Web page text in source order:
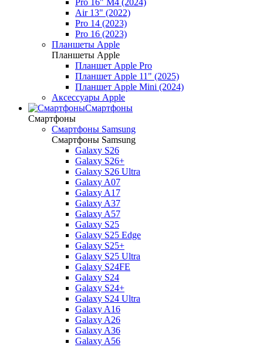
Pro 16" M4 (2024)
Air 13" (2022)
Pro 14 (2023)
Pro 16 (2023)
Планшеты Apple
Планшеты Apple
Планшет Apple Pro
Планшет Apple 11" (2025)
Планшет Apple Mini (2024)
Аксессуары Apple
Смартфоны
Смартфоны
Смартфоны Samsung
Смартфоны Samsung
Galaxy S26
Galaxy S26+
Galaxy S26 Ultra
Galaxy A07
Galaxy A17
Galaxy A37
Galaxy A57
Galaxy S25
Galaxy S25 Edge
Galaxy S25+
Galaxy S25 Ultra
Galaxy S24FE
Galaxy S24
Galaxy S24+
Galaxy S24 Ultra
Galaxy A16
Galaxy A26
Galaxy A36
Galaxy A56